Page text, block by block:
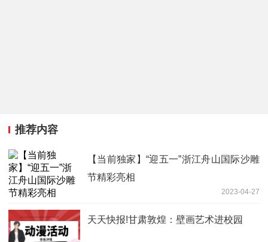
推荐内容
【当前独家】“迎五一”浙江舟山国际沙雕
节精彩亮相
2023-04-27
天天快报!甘肃敦煌：壁画艺术进校园